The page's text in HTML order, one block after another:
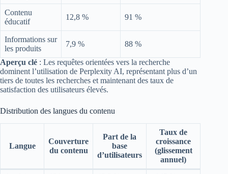
Contenu
éducatif
12,8 % 91 %
Informations sur
les produits
7,9 % 88 %
Aperçu clé : Les requêtes orientées vers la recherche
dominent l’utilisation de Perplexity AI, représentant plus d’un
tiers de toutes les recherches et maintenant des taux de
satisfaction des utilisateurs élevés.
Distribution des langues du contenu
Langue
Couverture
du contenu
Part de la
base
d’utilisateurs
Taux de
croissance
(glissement
annuel)